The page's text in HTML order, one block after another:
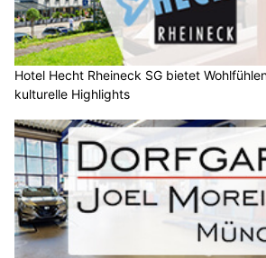
Hotel Hecht Rheineck SG bietet
kulturelle Highlights